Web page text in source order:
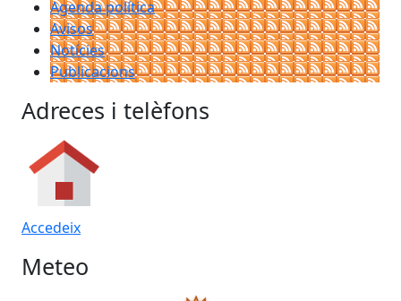
Agenda política
Avisos
Notícies
Publicacions
Adreces i telèfons
Accedeix
Meteo